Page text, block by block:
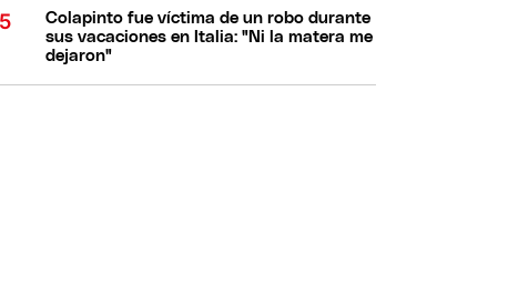
Colapinto fue víctima de un robo durante
sus vacaciones en Italia: "Ni la matera me
dejaron"